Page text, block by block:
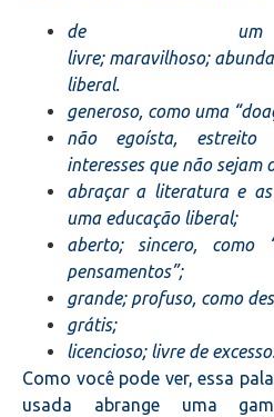
de um
livre; maravilhoso;
liberal.
generoso, como uma
não egoísta, estreito
interesses que não sejam
abraçar a literatura e
uma educação liberal;
aberto; sincero, como
pensamentos”;
grande; profuso, como
grátis;
licencioso; livre de
Como você pode ver, essa
usada abrange uma